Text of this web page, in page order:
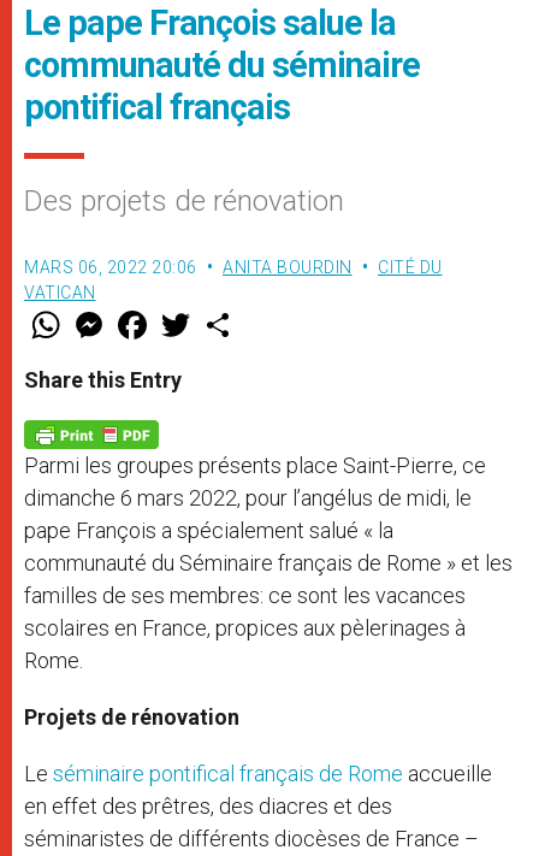
Le pape François salue la
communauté du séminaire
pontifical français
Des projets de rénovation
MARS 06, 2022 20:06 ANITA BOURDIN
CITÉ DU
VATICAN
W
t
s
p
p
M
e
s
e
g
e
r
F
a
e
b
o
k
w
Share this Entry
Parmi les groupes présents place Saint-Pierre, ce
dimanche 6 mars 2022, pour l’angélus de midi, le
pape François a spécialement salué « la
communauté du Séminaire français de Rome » et les
familles de ses membres: ce sont les vacances
scolaires en France, propices aux pèlerinages à
Rome.
Projets de rénovation
Le séminaire pontifical français de Rome accueille
en effet des prêtres, des diacres et des
séminaristes de différents diocèses de France –